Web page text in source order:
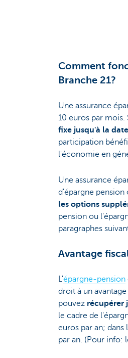
Comment
Branche 21?
Une assurance
10 euros par
fixe jusqu'à la
participation
l'économie en
Une assurance
d'épargne pension
les options
pension ou
paragraphes
Avantage
L'épargne-pension
droit à un
pouvez récupérer
le cadre de
euros par an;
par an. (Pour info: